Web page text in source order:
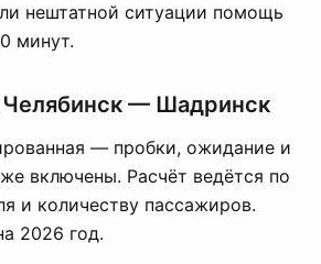
нештатной ситуации помощь
минут.
Челябинск — Шадринск
— пробки, ожидание и
включены. Расчёт ведётся по
и количеству пассажиров.
2026 год.